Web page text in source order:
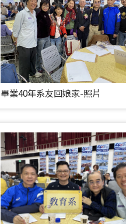
畢業40年系友回娘家-照片